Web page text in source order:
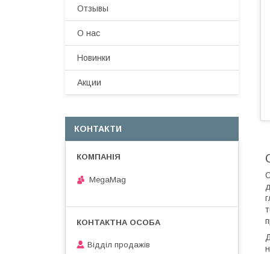
Отзывы
О нас
Новинки
Акции
КОНТАКТИ
MegaMag
Відділ продажів